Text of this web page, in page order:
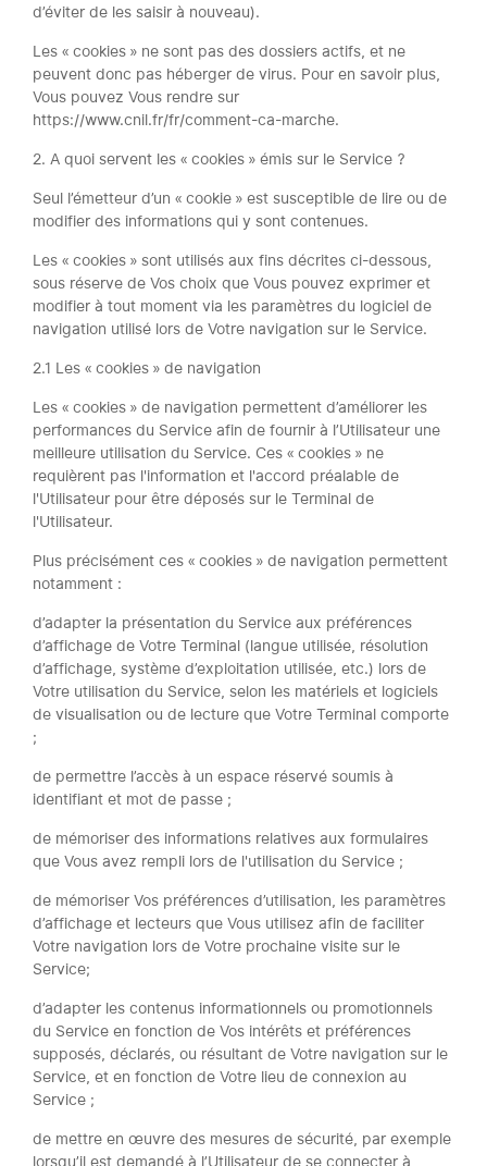
d’éviter de les saisir à nouveau).
Les « cookies » ne sont pas des dossiers actifs, et ne
peuvent donc pas héberger de virus. Pour en savoir plus,
Vous pouvez Vous rendre sur
https://www.cnil.fr/fr/comment-ca-marche.
2. A quoi servent les « cookies » émis sur le Service ?
Seul l’émetteur d’un « cookie » est susceptible de lire ou de
modifier des informations qui y sont contenues.
Les « cookies » sont utilisés aux fins décrites ci-dessous,
sous réserve de Vos choix que Vous pouvez exprimer et
modifier à tout moment via les paramètres du logiciel de
navigation utilisé lors de Votre navigation sur le Service.
2.1 Les « cookies » de navigation
Les « cookies » de navigation permettent d’améliorer les
performances du Service afin de fournir à l’Utilisateur une
meilleure utilisation du Service. Ces « cookies » ne
requièrent pas l'information et l'accord préalable de
l'Utilisateur pour être déposés sur le Terminal de
l'Utilisateur.
Plus précisément ces « cookies » de navigation permettent
notamment :
d’adapter la présentation du Service aux préférences
d’affichage de Votre Terminal (langue utilisée, résolution
d’affichage, système d’exploitation utilisée, etc.) lors de
Votre utilisation du Service, selon les matériels et logiciels
de visualisation ou de lecture que Votre Terminal comporte
;
de permettre l’accès à un espace réservé soumis à
identifiant et mot de passe ;
de mémoriser des informations relatives aux formulaires
que Vous avez rempli lors de l'utilisation du Service ;
de mémoriser Vos préférences d’utilisation, les paramètres
d’affichage et lecteurs que Vous utilisez afin de faciliter
Votre navigation lors de Votre prochaine visite sur le
Service;
d’adapter les contenus informationnels ou promotionnels
du Service en fonction de Vos intérêts et préférences
supposés, déclarés, ou résultant de Votre navigation sur le
Service, et en fonction de Votre lieu de connexion au
Service ;
de mettre en œuvre des mesures de sécurité, par exemple
lorsqu’il est demandé à l’Utilisateur de se connecter à